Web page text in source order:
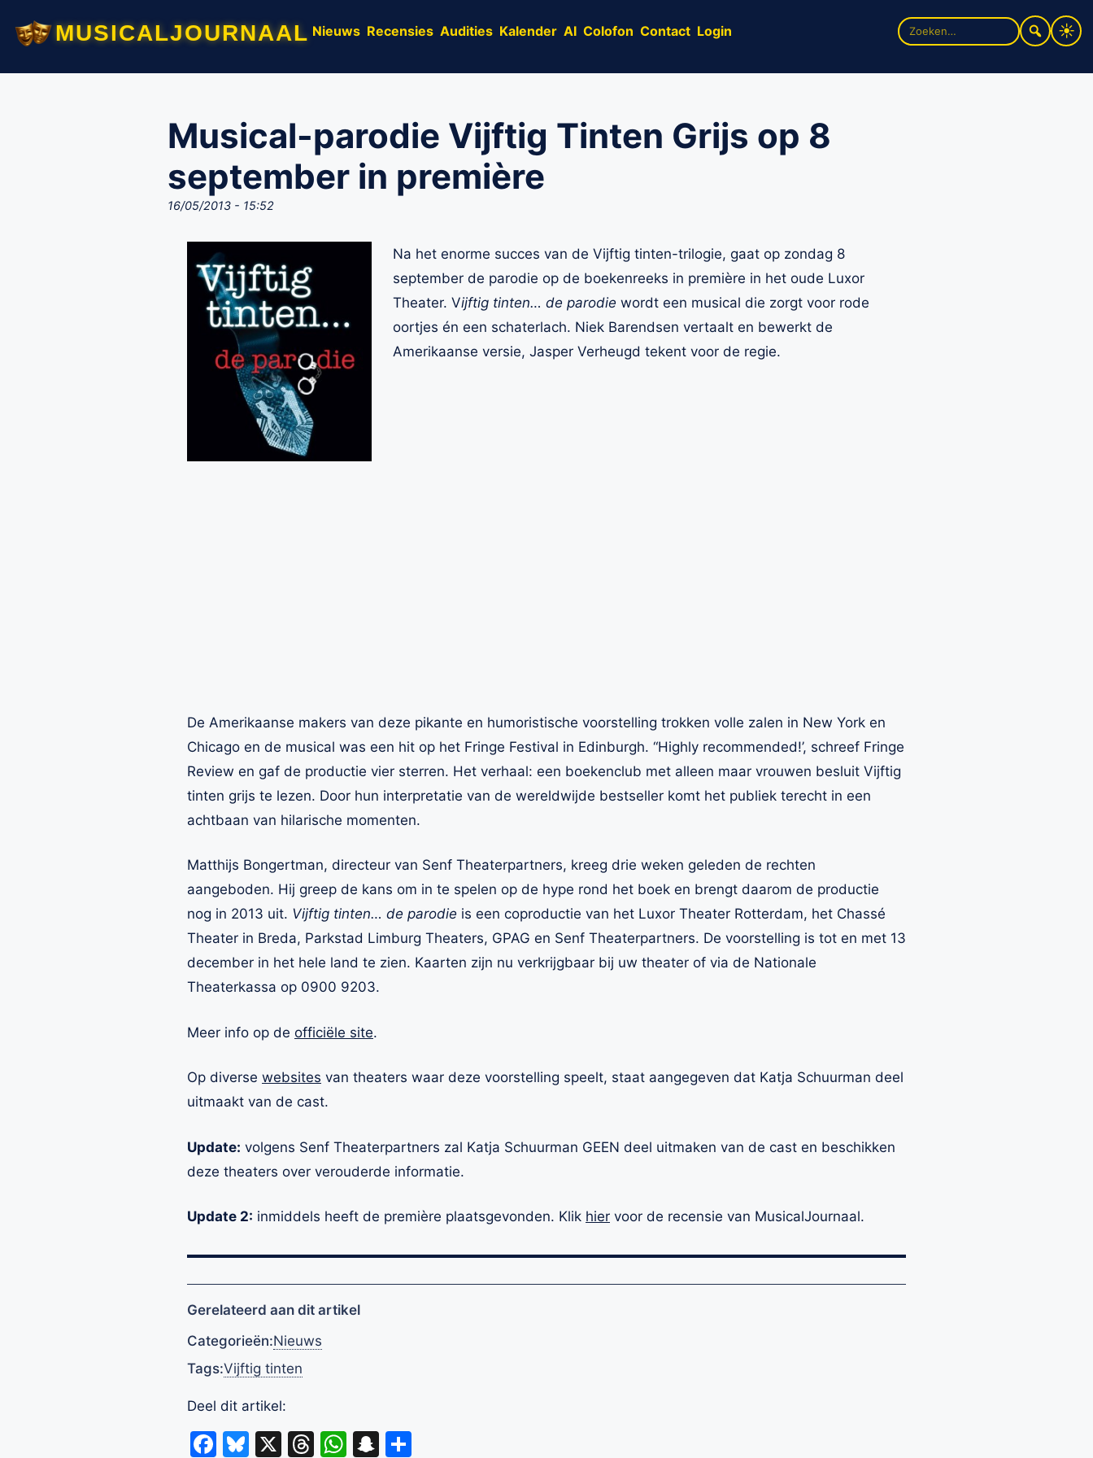
musicaljournaal Nieuws Recensies Audities Kalender AI Colofon Contact Login
Zoek
naar:
Musical-parodie Vijftig Tinten Grijs op 8
september in première
16/05/2013 - 15:52
Na het enorme succes van de Vijftig tinten-trilogie, gaat op zondag 8
september de parodie op de boekenreeks in première in het oude Luxor
Theater. Vijftig tinten… de parodie wordt een musical die zorgt voor rode
oortjes én een schaterlach. Niek Barendsen vertaalt en bewerkt de
Amerikaanse versie, Jasper Verheugd tekent voor de regie.
De Amerikaanse makers van deze pikante en humoristische voorstelling trokken volle zalen in New York en
Chicago en de musical was een hit op het Fringe Festival in Edinburgh. “Highly recommended!’, schreef Fringe
Review en gaf de productie vier sterren. Het verhaal: een boekenclub met alleen maar vrouwen besluit Vijftig
tinten grijs te lezen. Door hun interpretatie van de wereldwijde bestseller komt het publiek terecht in een
achtbaan van hilarische momenten.
Matthijs Bongertman, directeur van Senf Theaterpartners, kreeg drie weken geleden de rechten
aangeboden. Hij greep de kans om in te spelen op de hype rond het boek en brengt daarom de productie
nog in 2013 uit. Vijftig tinten… de parodie is een coproductie van het Luxor Theater Rotterdam, het Chassé
Theater in Breda, Parkstad Limburg Theaters, GPAG en Senf Theaterpartners. De voorstelling is tot en met 13
december in het hele land te zien. Kaarten zijn nu verkrijgbaar bij uw theater of via de Nationale
Theaterkassa op 0900 9203.
Meer info op de officiële site.
Op diverse websites van theaters waar deze voorstelling speelt, staat aangegeven dat Katja Schuurman deel
uitmaakt van de cast.
Update: volgens Senf Theaterpartners zal Katja Schuurman GEEN deel uitmaken van de cast en beschikken
deze theaters over verouderde informatie.
Update 2: inmiddels heeft de première plaatsgevonden. Klik hier voor de recensie van MusicalJournaal.
Gerelateerd aan dit artikel
Categorieën:Nieuws
Tags:Vijftig tinten
Deel dit artikel:
Facebook
Bluesky
X Threads
WhatsApp
Snapchat